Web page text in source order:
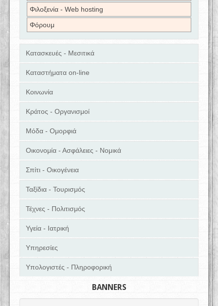
Φιλοξενία - Web hosting
Φόρουμ
Κατασκευές - Μεσιτικά
Καταστήματα on-line
Κοινωνία
Κράτος - Οργανισμοί
Μόδα - Ομορφιά
Οικονομία - Ασφάλειες - Νομικά
Σπίτι - Οικογένεια
Ταξίδια - Τουρισμός
Τέχνες - Πολιτισμός
Υγεία - Ιατρική
Υπηρεσίες
Υπολογιστές - Πληροφορική
BANNERS